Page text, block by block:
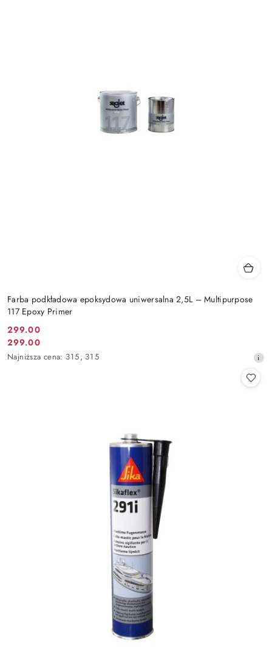
Farba podkładowa epoksydowa uniwersalna 2,5L – Multipurpose
117 Epoxy Primer
Cena
promocyjna:
299.00
Cena
promocyjna:
299.00
Najniższa
Najniższa cena: 315, 315